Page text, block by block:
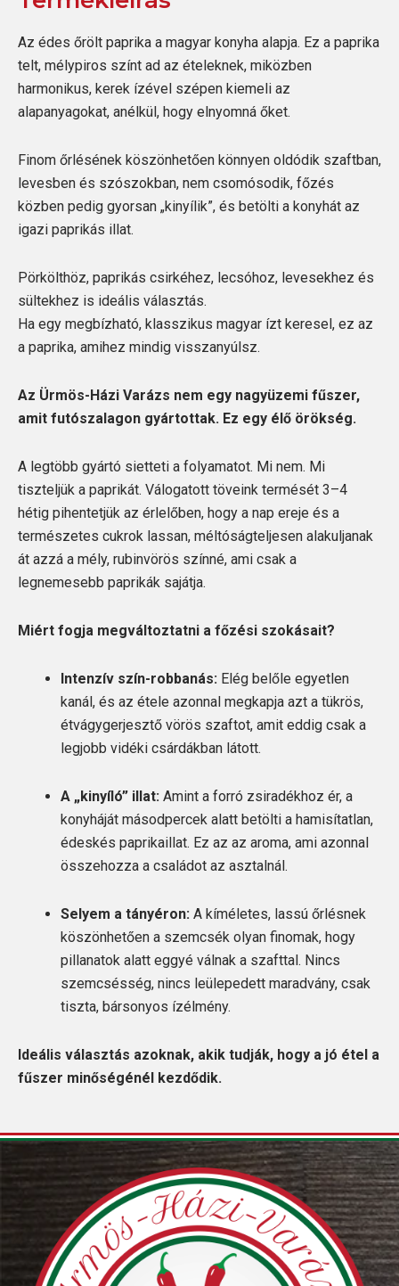
Az édes őrölt paprika a magyar konyha alapja. Ez a paprika
telt, mélypiros színt ad az ételeknek, miközben
harmonikus, kerek ízével szépen kiemeli az
alapanyagokat, anélkül, hogy elnyomná őket.
Finom őrlésének köszönhetően könnyen oldódik szaftban,
levesben és szószokban, nem csomósodik, főzés
közben pedig gyorsan „kinyílik”, és betölti a konyhát az
igazi paprikás illat.
Pörkölthöz, paprikás csirkéhez, lecsóhoz, levesekhez és
sültekhez is ideális választás.
Ha egy megbízható, klasszikus magyar ízt keresel, ez az
a paprika, amihez mindig visszanyúlsz.
Az Ürmös-Házi Varázs nem egy nagyüzemi fűszer,
amit futószalagon gyártottak. Ez egy élő örökség.
A legtöbb gyártó sietteti a folyamatot. Mi nem. Mi
tiszteljük a paprikát. Válogatott töveink termését 3–4
hétig pihentetjük az érlelőben, hogy a nap ereje és a
természetes cukrok lassan, méltóságteljesen alakuljanak
át azzá a mély, rubinvörös színné, ami csak a
legnemesebb paprikák sajátja.
Miért fogja megváltoztatni a főzési szokásait?
Intenzív szín-robbanás: Elég belőle egyetlen
kanál, és az étele azonnal megkapja azt a tükrös,
étvágygerjesztő vörös szaftot, amit eddig csak a
legjobb vidéki csárdákban látott.
A „kinyíló” illat: Amint a forró zsiradékhoz ér, a
konyháját másodpercek alatt betölti a hamisítatlan,
édeskés paprikaillat. Ez az az aroma, ami azonnal
összehozza a családot az asztalnál.
Selyem a tányéron: A kíméletes, lassú őrlésnek
köszönhetően a szemcsék olyan finomak, hogy
pillanatok alatt eggyé válnak a szafttal. Nincs
szemcsésség, nincs leülepedett maradvány, csak
tiszta, bársonyos ízélmény.
Ideális választás azoknak, akik tudják, hogy a jó étel a
fűszer minőségénél kezdődik.